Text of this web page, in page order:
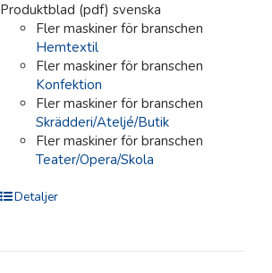
Produktblad (pdf) svenska
Fler maskiner för branschen
Hemtextil
Fler maskiner för branschen
Konfektion
Fler maskiner för branschen
Skrädderi/Ateljé/Butik
Fler maskiner för branschen
Teater/Opera/Skola
Detaljer